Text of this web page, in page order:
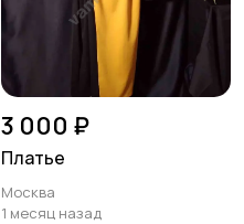
3 000 ₽
Платье
Москва
1 месяц назад